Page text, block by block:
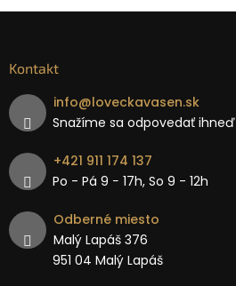
Kontakt
info@loveckavasen.sk
Snažíme sa odpovedať ihneď
+421 911 174 137
Po - Pá 9 − 17h, So 9 - 12h
Odberné miesto
Malý Lapáš 376
951 04 Malý Lapáš